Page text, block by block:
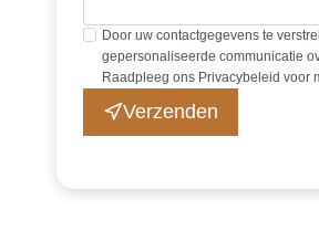
Door uw contactgegevens te
gepersonaliseerde communicatie
Raadpleeg ons Privacybeleid voor
Verzenden